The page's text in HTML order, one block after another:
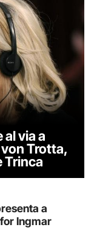
al via a
Trotta,
Trinca
a
Ingmar